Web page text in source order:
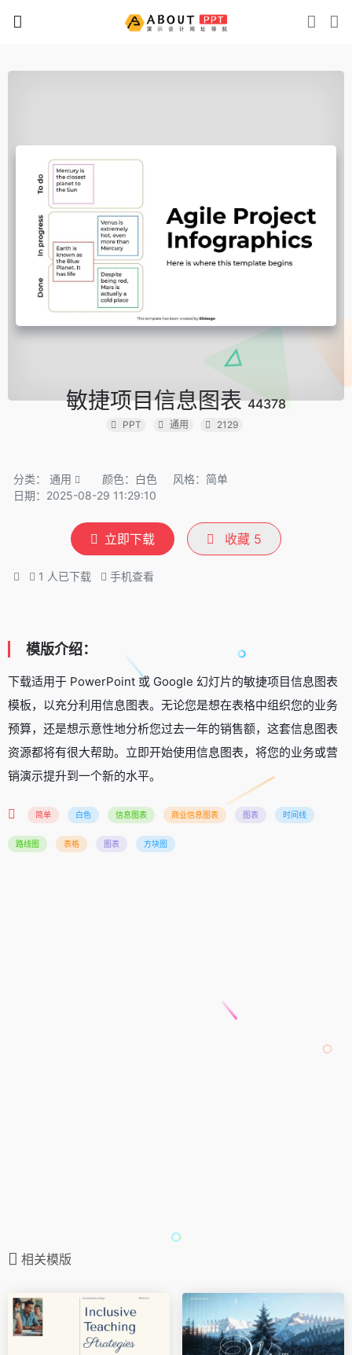
敏捷项目信息图表44378
PPT 通用 2129
分类： 通用 颜色：白色
风格：简单
日期：2025-08-29 11:29:10
立即下载 收藏 5
1 人已下载 手机查看
模版介绍：
下载适用于 PowerPoint 或 Google 幻灯片的敏捷项目信息图表
模板，以充分利用信息图表。无论您是想在表格中组织您的业务
预算，还是想示意性地分析您过去一年的销售额，这套信息图表
资源都将有很大帮助。立即开始使用信息图表，将您的业务或营
销演示提升到一个新的水平。
简单 白色 信息图表 商业信息图表 图表 时间线
路线图 表格 图表 方块图
相关模版